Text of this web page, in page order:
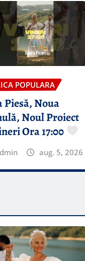
POPULARA
Piesă, Noua
Noul Proiect
Ora 17:00
aug. 5, 2026